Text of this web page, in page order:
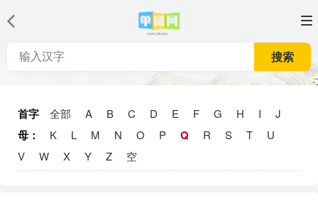
搜索
首字
母：
全部 A B C D E F G H I
J
K
L M N O P Q R S T
U
V
W X Y Z 空